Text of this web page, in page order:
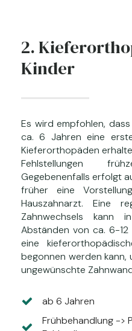
2.
Kinder
Es wird empfohlen,
ca. 6 Jahren eine
Kieferorthopäden
Fehlstellungen
Gegebenenfalls erfolgt
früher eine
Hauszahnarzt. Eine
Zahnwechsels kann
Abständen von ca. 6-
eine
begonnen werden kann,
ungewünschte
ab 6 Jahren
Frühbehandlung ->